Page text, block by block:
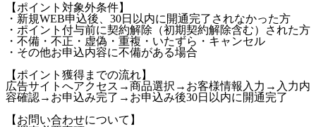
【ポイント対象外条件】
・新規WEB申込後、30日以内に開通完了されなかった方
・ポイント付与前に契約解除（初期契約解除含む）された方
・不備・不正・虚偽・重複・いたずら・キャンセル
・その他お申込内容に不備がある場合
【ポイント獲得までの流れ】
広告サイトへアクセス→商品選択→お客様情報入力→入力内
容確認→お申込み完了→お申込み後30日以内に開通完了
【お問い合わせについて】